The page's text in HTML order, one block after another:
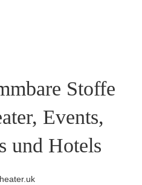
Stoffe
Events,
und Hotels